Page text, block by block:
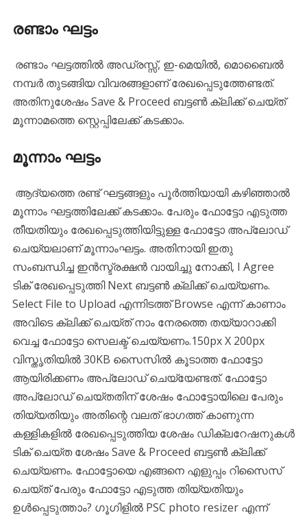
രണ്ടാം ഘട്ടം
രണ്ടാം ഘട്ടത്തിൽ അഡ്രസ്സ്, ഇ-മെയിൽ, മൊബൈൽ
നമ്പർ തുടങ്ങിയ വിവരങ്ങളാണ് രേഖപ്പെടുത്തേണ്ടത്.
അതിനുശേഷം Save & Proceed ബട്ടൺ ക്ലിക്ക് ചെയ്ത്
മൂന്നാമത്തെ സ്റ്റെപ്പിലേക്ക് കടക്കാം.
മൂന്നാം ഘട്ടം
ആദ്യത്തെ രണ്ട് ഘട്ടങ്ങളും പൂർത്തിയായി കഴിഞ്ഞാൽ
മൂന്നാം ഘട്ടത്തിലേക്ക് കടക്കാം. പേരും ഫോട്ടോ എടുത്ത
തീയതിയും രേഖപ്പെടുത്തിയിട്ടുള്ള ഫോട്ടോ അപ്‌ലോഡ്
ചെയ്യലാണ് മൂന്നാംഘട്ടം. അതിനായി ഇതു
സംബന്ധിച്ച ഇൻസ്ട്രക്ഷൻ വായിച്ചു നോക്കി, I Agree
ടിക് രേഖപ്പെടുത്തി Next ബട്ടൺ ക്ലിക്ക് ചെയ്യണം.
Select File to Upload എന്നിടത്ത് Browse എന്ന് കാണാം
അവിടെ ക്ലിക്ക് ചെയ്ത് നാം നേരത്തെ തയ്യാറാക്കി
വെച്ച ഫോട്ടോ സെലക്ട്‌ ചെയ്യണം.150px X 200px
വിസ്തൃതിയിൽ 30KB സൈസിൽ കൂടാത്ത ഫോട്ടോ
ആയിരിക്കണം അപ്‌ലോഡ് ചെയ്യേണ്ടത്. ഫോട്ടോ
അപ്‌ലോഡ് ചെയ്തതിന് ശേഷം ഫോട്ടോയിലെ പേരും
തിയ്യതിയും അതിന്റെ വലത് ഭാഗത്ത്‌ കാണുന്ന
കള്ളികളിൽ രേഖപ്പെടുത്തിയ ശേഷം ഡിക്ലറേഷനുകൾ
ടിക് ചെയ്ത ശേഷം Save & Proceed ബട്ടൺ ക്ലിക്ക്
ചെയ്യണം. ഫോട്ടോയെ എങ്ങനെ എളുപ്പം റിസൈസ്
ചെയ്ത് പേരും ഫോട്ടോ എടുത്ത തിയ്യതിയും
ഉൾപ്പെടുത്താം? ഗൂഗിളിൽ PSC photo resizer എന്ന്